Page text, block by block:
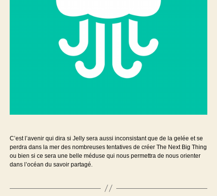
C’est l’avenir qui dira si Jelly sera aussi inconsistant que de la gelée et se
perdra dans la mer des nombreuses tentatives de créer The Next Big Thing
ou bien si ce sera une belle méduse qui nous permettra de nous orienter
dans l’océan du savoir partagé.